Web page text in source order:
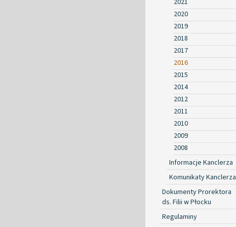
2020
2019
2018
2017
2016
2015
2014
2012
2011
2010
2009
2008
Informacje Kanclerza
Komunikaty Kanclerza
Dokumenty Prorektora
ds. Filii w Płocku
Regulaminy